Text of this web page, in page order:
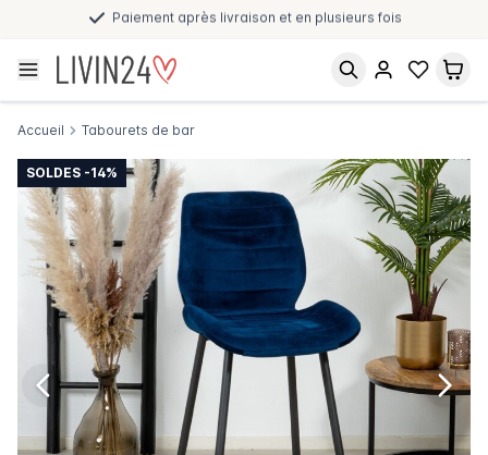
Paiement après livraison et en plusieurs fois
Accueil Tabourets de bar
SOLDES -14%